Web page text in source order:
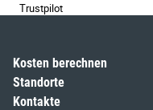
Trustpilot
Kosten berechnen
Standorte
Kontakte